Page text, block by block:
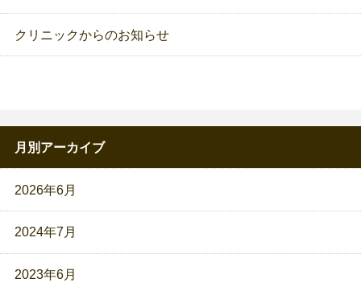
クリニックからのお知らせ
月別アーカイブ
2026年6月
2024年7月
2023年6月